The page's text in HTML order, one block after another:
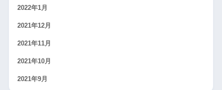
2022年1月
2021年12月
2021年11月
2021年10月
2021年9月